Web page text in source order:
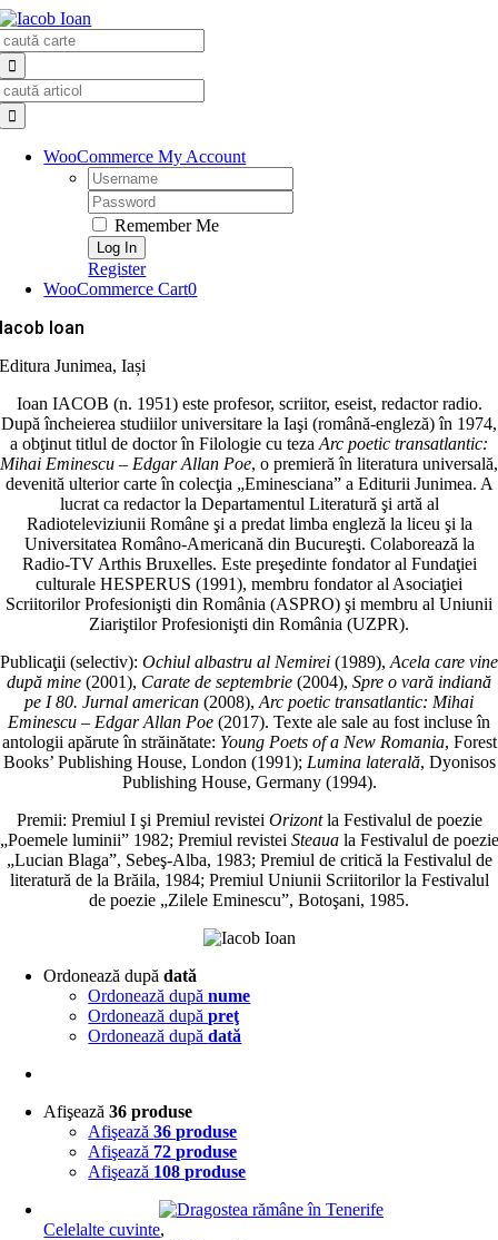
Skip
to
content
WooCommerce My Account
Username:
Password:
Remember Me
Register
WooCommerce Cart0
Iacob Ioan
Editura Junimea, Iași
Ioan IACOB (n. 1951) este profesor, scriitor, eseist, redactor radio.
După încheierea studiilor universitare la Iaşi (română-engleză) în 1974,
a obţinut titlul de doctor în Filologie cu teza Arc poetic transatlantic:
Mihai Eminescu – Edgar Allan Poe, o premieră în literatura universală,
devenită ulterior carte în colecţia „Eminesciana” a Editurii Junimea. A
lucrat ca redactor la Departamentul Literatură şi artă al
Radioteleviziunii Române şi a predat limba engleză la liceu şi la
Universitatea Româno-Americană din Bucureşti. Colaborează la
Radio-TV Arthis Bruxelles. Este preşedinte fondator al Fundaţiei
culturale HESPERUS (1991), membru fondator al Asociaţiei
Scriitorilor Profesionişti din România (ASPRO) şi membru al Uniunii
Ziariştilor Profesionişti din România (UZPR).
Publicaţii (selectiv): Ochiul albastru al Nemirei (1989), Acela care vine
după mine (2001), Carate de septembrie (2004), Spre o vară indiană
pe I 80. Jurnal american (2008), Arc poetic transatlantic: Mihai
Eminescu – Edgar Allan Poe (2017). Texte ale sale au fost incluse în
antologii apărute în străinătate: Young Poets of a New Romania, Forest
Books’ Publishing House, London (1991); Lumina laterală, Dyonisos
Publishing House, Germany (1994).
Premii: Premiul I şi Premiul revistei Orizontla Festivalul de poezie
„Poemele luminii” 1982; Premiul revistei Steauala Festivalul de poezie
„Lucian Blaga”, Sebeş-Alba, 1983; Premiul de critică la Festivalul de
literatură de la Brăila, 1984; Premiul Uniunii Scriitorilor la Festivalul
de poezie „Zilele Eminescu”, Botoşani, 1985.
Ordonează dupădată
Ordonează dupănume
Ordonează dupăpreţ
Ordonează dupădată
Afişează36 produse
Afişează36 produse
Afişează 72 produse
Afişează 108 produse
Celelalte cuvinte,